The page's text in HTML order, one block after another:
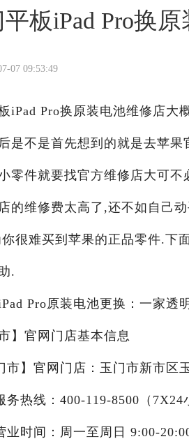
平板iPad Pro换
07 09:53:49
iPad Pro换原装电池维修店大
是不是首先想到的就是去苹
零件就要找官方维修店大可
的维修费太高了,还不如自己
很难买到苹果的正品零件.下
.
iPad Pro原装电池更换：一家透
】官网门店基本信息
市】官网门店：玉门市新市区
务热线：400-119-8500（7X24
业时间：周一至周日 9:00-